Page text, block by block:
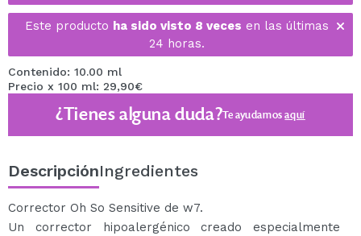
Este producto ha sido visto 8 veces en las últimas
24 horas.
Contenido: 10.00 ml
Precio x 100 ml: 29,90€
¿Tienes alguna duda?Te ayudamosaquí
DescripciónIngredientes
Corrector Oh So Sensitive de w7.
Un corrector hipoalergénico creado especialmente